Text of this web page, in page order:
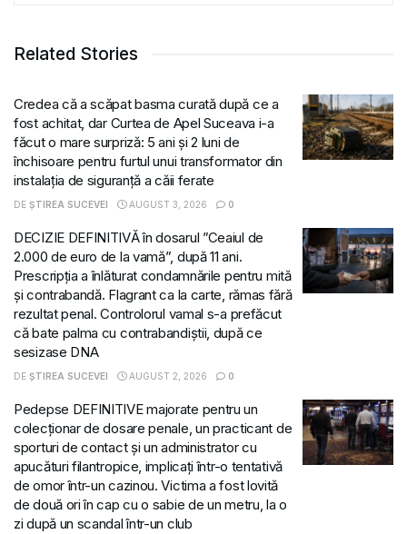
Related Stories
Credea că a scăpat basma curată după ce a
fost achitat, dar Curtea de Apel Suceava i-a
făcut o mare surpriză: 5 ani și 2 luni de
închisoare pentru furtul unui transformator din
instalația de siguranță a căii ferate
DE ȘTIREA SUCEVEI AUGUST 3, 2026 0
DECIZIE DEFINITIVĂ în dosarul ”Ceaiul de
2.000 de euro de la vamă”, după 11 ani.
Prescripția a înlăturat condamnările pentru mită
și contrabandă. Flagrant ca la carte, rămas fără
rezultat penal. Controlorul vamal s-a prefăcut
că bate palma cu contrabandiștii, după ce
sesizase DNA
DE ȘTIREA SUCEVEI AUGUST 2, 2026 0
Pedepse DEFINITIVE majorate pentru un
colecționar de dosare penale, un practicant de
sporturi de contact și un administrator cu
apucături filantropice, implicați într-o tentativă
de omor într-un cazinou. Victima a fost lovită
de două ori în cap cu o sabie de un metru, la o
zi după un scandal într-un club